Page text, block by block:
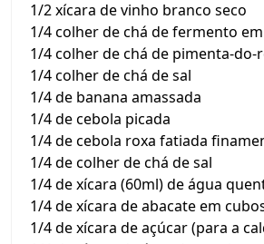
1/2 xícara de vinho branco seco
1/4 colher de chá de fermento
1/4 colher de chá de pimenta-do-
1/4 colher de chá de sal
1/4 de banana amassada
1/4 de cebola picada
1/4 de cebola roxa fatiada
1/4 de colher de chá de sal
1/4 de xícara (60ml) de água
1/4 de xícara de abacate em
1/4 de xícara de açúcar (para a